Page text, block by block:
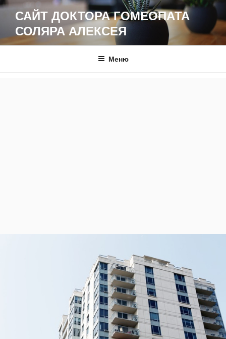
Перейти
содержимому
САЙТ ДОКТОРА ГОМЕОПАТА
СОЛЯРА АЛЕКСЕЯ
Меню